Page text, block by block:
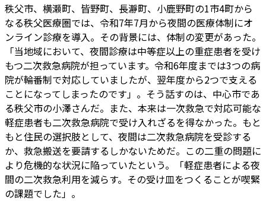
秩父市、横瀬町、皆野町、長瀞町、小鹿野町の1市4町から
なる秩父医療圏では、令和7年7月から夜間の医療体制にオ
ンライン診療を導入。その背景には、体制の変更があった。
「当地域において、夜間診療は中等症以上の重症患者を受け
もつ二次救急病院が担っています。令和6年度までは3つの病
院が輪番制で対応していましたが、翌年度から2つで支える
ことになってしまったのです」。そう話すのは、中心市であ
る秩父市の小澤さんだ。また、本来は一次救急で対応可能な
軽症患者も二次救急病院で受け入れざるを得なかった。もと
もと住民の選択肢として、夜間は二次救急病院を受診する
か、救急搬送を要請するしかないためだ。この二重の問題に
より危機的な状況に陥っていたという。「軽症患者による夜
間の二次救急利用を減らす。その受け皿をつくることが喫緊
の課題でした」。